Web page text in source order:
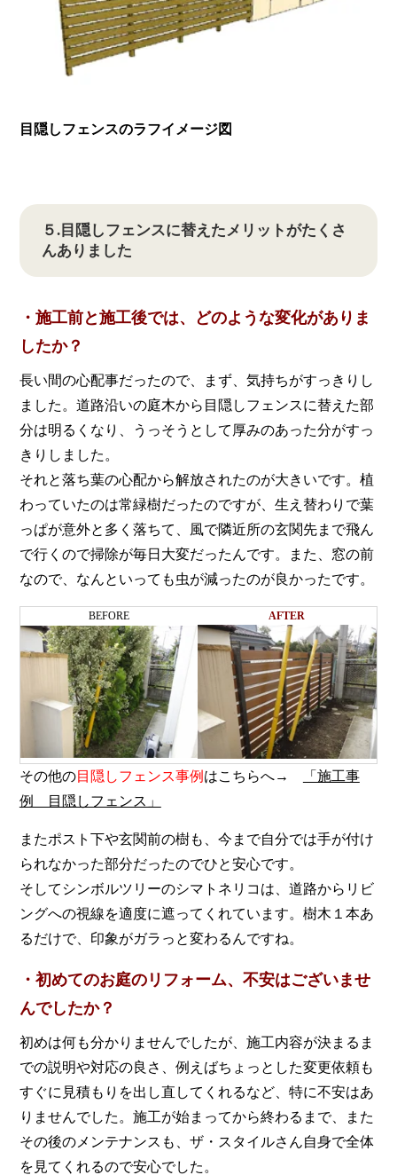
目隠しフェンスのラフイメージ図
５.目隠しフェンスに替えたメリットがたくさ
んありました
・施工前と施工後では、どのような変化がありま
したか？
長い間の心配事だったので、まず、気持ちがすっきりし
ました。道路沿いの庭木から目隠しフェンスに替えた部
分は明るくなり、うっそうとして厚みのあった分がすっ
きりしました。
それと落ち葉の心配から解放されたのが大きいです。植
わっていたのは常緑樹だったのですが、生え替わりで葉
っぱが意外と多く落ちて、風で隣近所の玄関先まで飛ん
で行くので掃除が毎日大変だったんです。また、窓の前
なので、なんといっても虫が減ったのが良かったです。
BEFORE AFTER
その他の目隠しフェンス事例 はこちらへ→
「施工事
例 目隠しフェンス」
またポスト下や玄関前の樹も、今まで自分では手が付け
られなかった部分だったのでひと安心です。
そしてシンボルツリーのシマトネリコは、道路からリビ
ングへの視線を適度に遮ってくれています。樹木１本あ
るだけで、印象がガラっと変わるんですね。
・初めてのお庭のリフォーム、不安はございませ
んでしたか？
初めは何も分かりませんでしたが、施工内容が決まるま
での説明や対応の良さ、例えばちょっとした変更依頼も
すぐに見積もりを出し直してくれるなど、特に不安はあ
りませんでした。施工が始まってから終わるまで、また
その後のメンテナンスも、ザ・スタイルさん自身で全体
を見てくれるので安心でした。